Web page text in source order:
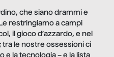
che siano drammi e
restringiamo a campi
il gioco d’azzardo, e nel
tra le nostre ossessioni ci